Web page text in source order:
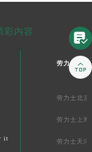
彩内容
it
劳力士中国
劳力士北京
劳力士上海
劳力士天津

